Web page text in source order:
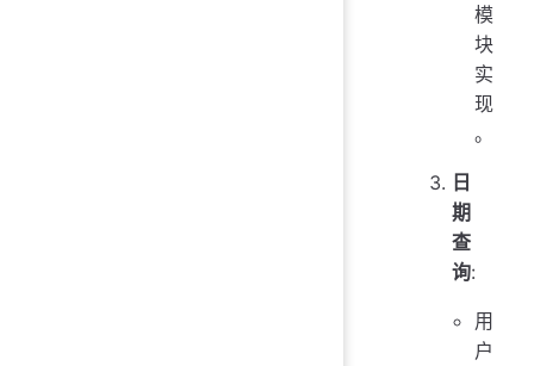
模
块
实
现
。
日
期
查
询:
用
户